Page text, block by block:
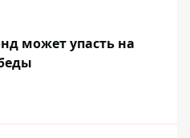
может упасть на